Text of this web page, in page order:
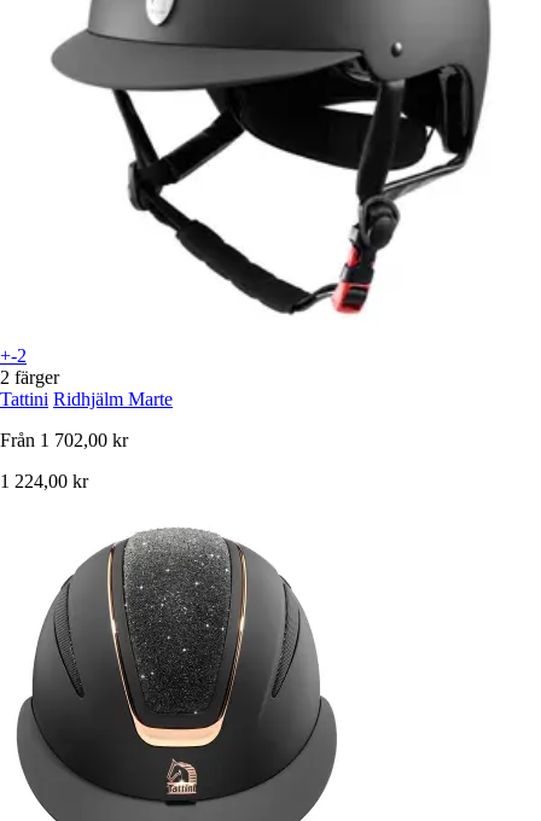
+-2
2 färger
Tattini Ridhjälm Marte
Från 1 702,00 kr
1 224,00 kr